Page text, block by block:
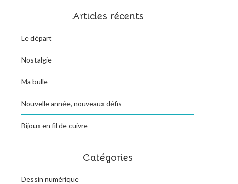
Articles récents
Le départ
Nostalgie
Ma bulle
Nouvelle année, nouveaux défis
Bijoux en fil de cuivre
Catégories
Dessin numérique